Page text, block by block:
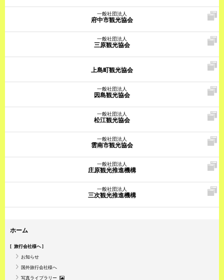
一般社団法人
府中市観光協会
一般社団法人
三原観光協会
上島町観光協会
一般社団法人
因島観光協会
一般社団法人
松江観光協会
一般社団法人
雲南市観光協会
一般社団法人
庄原観光推進機構
一般社団法人
三次観光推進機構
ホーム
旅行会社様へ
お知らせ
国外旅行会社様へ
写真ライブラリー